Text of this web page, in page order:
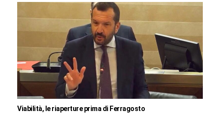
Viabilità, le riaperture prima di Ferragosto